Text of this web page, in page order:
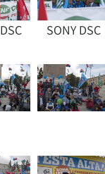
SONY DSC